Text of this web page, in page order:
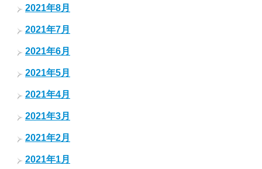
2021年8月
2021年7月
2021年6月
2021年5月
2021年4月
2021年3月
2021年2月
2021年1月